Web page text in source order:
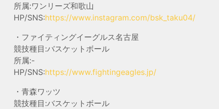
所属:ワンリーズ和歌山
HP/SNS:https://www.instagram.com/bsk_taku04/
・ファイティングイーグルス名古屋
競技種目:バスケットボール
所属:-
HP/SNS:https://www.fightingeagles.jp/
・青森ワッツ
競技種目:バスケットボール